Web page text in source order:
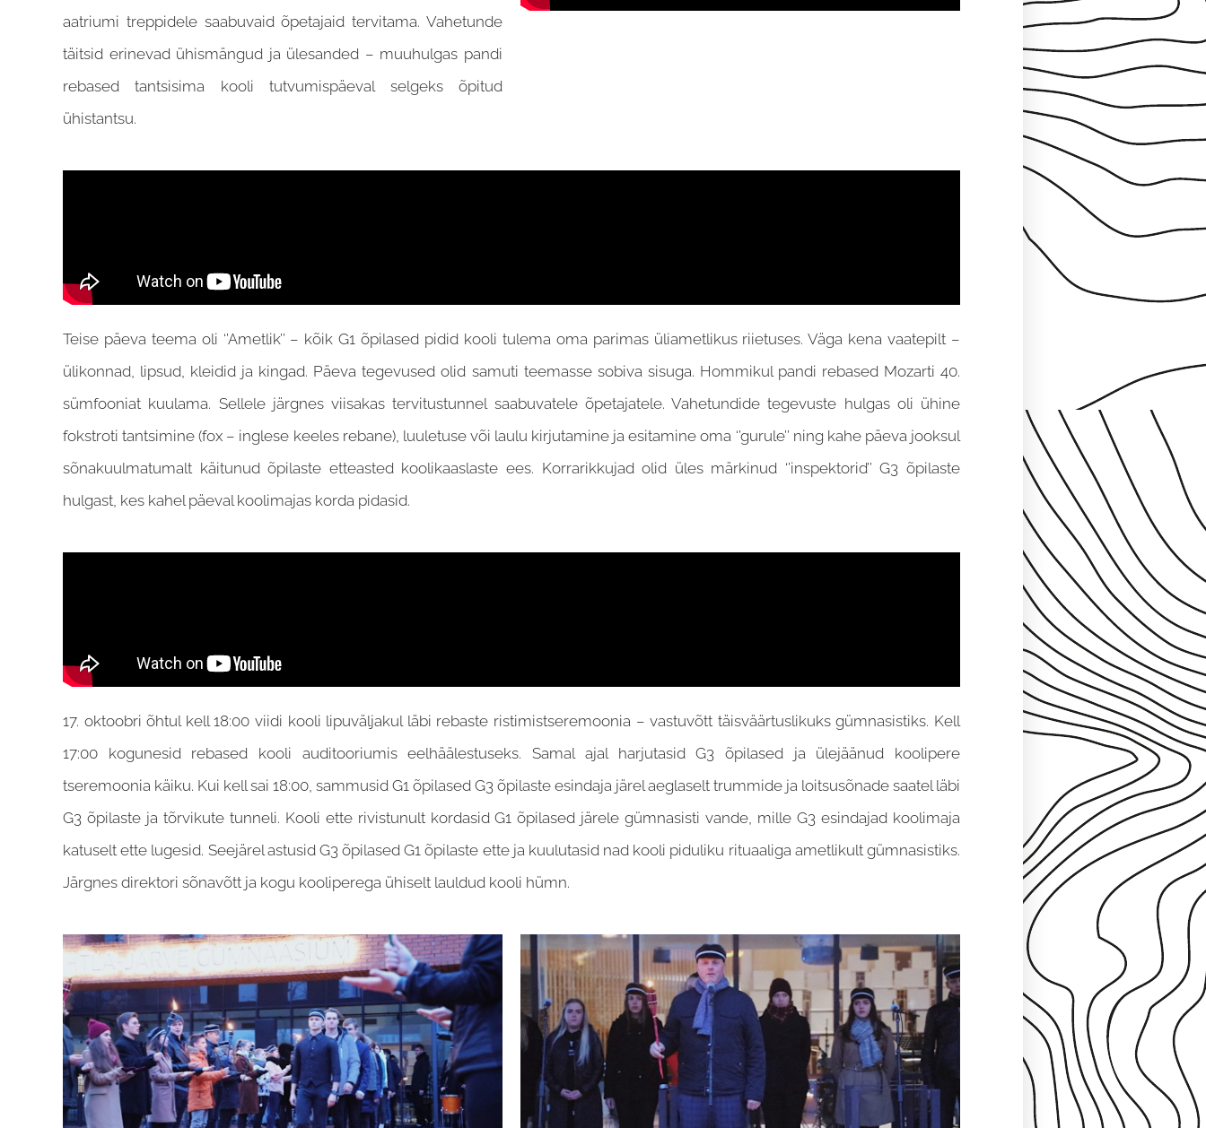
aatriumi treppidele saabuvaid õpetajaid tervitama. Vahetunde
täitsid erinevad ühismängud ja ülesanded – muuhulgas pandi
rebased tantsisima kooli tutvumispäeval selgeks õpitud
ühistantsu.
Teise päeva teema oli ‘’Ametlik’’ – kõik G1 õpilased pidid kooli tulema oma parimas üliametlikus riietuses. Väga kena vaatepilt –
ülikonnad, lipsud, kleidid ja kingad. Päeva tegevused olid samuti teemasse sobiva sisuga. Hommikul pandi rebased Mozarti 40.
sümfooniat kuulama. Sellele järgnes viisakas tervitustunnel saabuvatele õpetajatele. Vahetundide tegevuste hulgas oli ühine
fokstroti tantsimine (fox – inglese keeles rebane), luuletuse või laulu kirjutamine ja esitamine oma ‘’gurule’’ ning kahe päeva jooksul
sõnakuulmatumalt käitunud õpilaste etteasted koolikaaslaste ees. Korrarikkujad olid üles märkinud ‘’inspektorid’’ G3 õpilaste
hulgast, kes kahel päeval koolimajas korda pidasid.
17. oktoobri õhtul kell 18:00 viidi kooli lipuväljakul läbi rebaste ristimistseremoonia – vastuvõtt täisväärtuslikuks gümnasistiks. Kell
17:00 kogunesid rebased kooli auditooriumis eelhäälestuseks. Samal ajal harjutasid G3 õpilased ja ülejäänud koolipere
tseremoonia käiku. Kui kell sai 18:00, sammusid G1 õpilased G3 õpilaste esindaja järel aeglaselt trummide ja loitsusõnade saatel läbi
G3 õpilaste ja tõrvikute tunneli. Kooli ette rivistunult kordasid G1 õpilased järele gümnasisti vande, mille G3 esindajad koolimaja
katuselt ette lugesid. Seejärel astusid G3 õpilased G1 õpilaste ette ja kuulutasid nad kooli piduliku rituaaliga ametlikult gümnasistiks.
Järgnes direktori sõnavõtt ja kogu kooliperega ühiselt lauldud kooli hümn.